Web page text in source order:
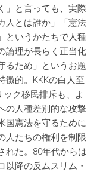
」と言っても、実際
人とは誰か」「憲法
というかたちで人種
論理が長らく正当化
るため」というお題
徴的。KKKの白人至
ク移民排斥も、よ
の人種差別的な攻撃
国憲法を守るために
人たちの権利を制限
れた。80年代からは
以降の反ムスリム・